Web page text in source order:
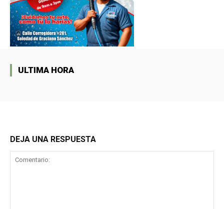
ULTIMA HORA
DEJA UNA RESPUESTA